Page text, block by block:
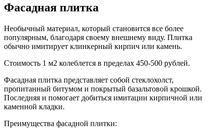
Фасадная плитка
Необычный материал, который становится все более
популярным, благодаря своему внешнему виду. Плитка
обычно имитирует клинкерный кирпич или камень.
Стоимость 1 м2 колеблется в пределах 450-500 рублей.
Фасадная плитка представляет собой стеклохолст,
пропитанный битумом и покрытый базальтовой крошкой.
Последняя и помогает добиться имитации кирпичной или
каменной кладки.
Преимущества фасадной плитки: